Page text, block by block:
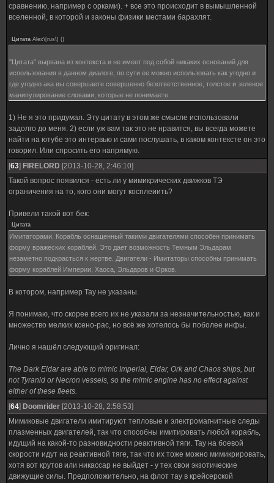
сравнению, например с орками). + все это происходит в вымышленной
вселенной, в которой и законы физики местами барахлят.
Цитата Alex\[rus\] ()
"Цитата" вырвана из контекста и не имеет под собой никаких оснований для
использования в данном диалоге, по сути ее можно использовать как угодно и
где угодно ака вы совершаете совершенно безответственное, толстое и зеленое
манипулирование словами, которые не понимаете.
1) Не я это придумал. Эту цитату в этом же смысле использовали
задолго до меня. 2) если уж вам так это не нравится, вы всегда можете
найти на ютубе это интервью и сами послушать, в каком контексте он это
говорил. Или спросить его напрямую.
[63] FIRELORD [2013-10-28, 2:46:10]
Такой вопрос появился - есть ли у мимикрических движков ТЭ
ограничения на то, кого они могут косплеиить?
Привели такой вот бек:
Цитата
Имитаторами. Корабль оснащенный такими двигателями способен принимать
форму вражеских кораблей. Это дает возможность Темным Эльдарам
незаметно подкрасться к жертве. Двигатели - Имитаторы способны принимать
форму кораблей Империи, Хаоса, Эльдаров и Орков.
В котором, например Тау не указаны.
Я понимаю, что скорее всего их не указали за незначительностью, как и
множество мелких ксено-рас, но всё же хотелось бы поболее инфы.
Лично я нашёл следующий оригинал:
The Dark Eldar are able to mimic Imperial, Eldar, Ork and Chaos ships, but
not Tyranid or Necron vessels, so the mimic engine has no effect against
either of these fleets.
[64] Doomrider [2013-10-28, 2:58:53]
Мимиковые двигатели имитируют тепловые и электромагнитные следы
плазменных двигателей, так что способны имитировать любой корабль,
идущий на какой-то разновидности реактивной тяги. Тау на боевой
скорости идут на реактивной тяге, так что их тоже можно мимикрировать,
хотя вот крутов или никассар не выйдет - у тех свои экзотические
движущие силы. Предположительно, на флот тау в крейсерской